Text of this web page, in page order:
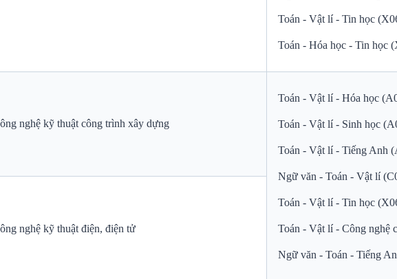
Toán - Vật lí - Tin học
Toán - Hóa học - Tin học
nghệ kỹ thuật công trình xây dựng
Toán - Vật lí - Hóa học
Toán - Vật lí - Sinh học
Toán - Vật lí - Tiếng Anh
Ngữ văn - Toán - Vật lí
Toán - Vật lí - Tin học
Toán - Vật lí - Công nghệ
Ngữ văn - Toán - Tiếng
nghệ kỹ thuật điện, điện tử